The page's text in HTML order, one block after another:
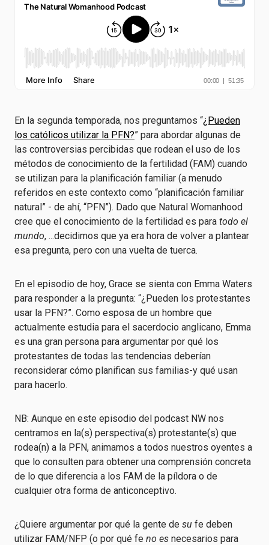
En la segunda temporada, nos preguntamos “¿Pueden
los católicos utilizar la PFN?” para abordar algunas de
las controversias percibidas que rodean el uso de los
métodos de conocimiento de la fertilidad (FAM) cuando
se utilizan para la planificación familiar (a menudo
referidos en este contexto como “planificación familiar
natural” - de ahí, “PFN”). Dado que Natural Womanhood
cree que el conocimiento de la fertilidad es para todo el
mundo, ...decidimos que ya era hora de volver a plantear
esa pregunta, pero con una vuelta de tuerca.
En el episodio de hoy, Grace se sienta con Emma Waters
para responder a la pregunta: “¿Pueden los protestantes
usar la PFN?”. Como esposa de un hombre que
actualmente estudia para el sacerdocio anglicano, Emma
es una gran persona para argumentar por qué los
protestantes de todas las tendencias deberían
reconsiderar cómo planifican sus familias-y qué usan
para hacerlo.
NB: Aunque en este episodio del podcast NW nos
centramos en la(s) perspectiva(s) protestante(s) que
rodea(n) a la PFN, animamos a todos nuestros oyentes a
que lo consulten para obtener una comprensión concreta
de lo que diferencia a los FAM de la píldora o de
cualquier otra forma de anticonceptivo.
¿Quiere argumentar por qué la gente de su fe deben
utilizar FAM/NFP (o por qué fe no es necesarios para